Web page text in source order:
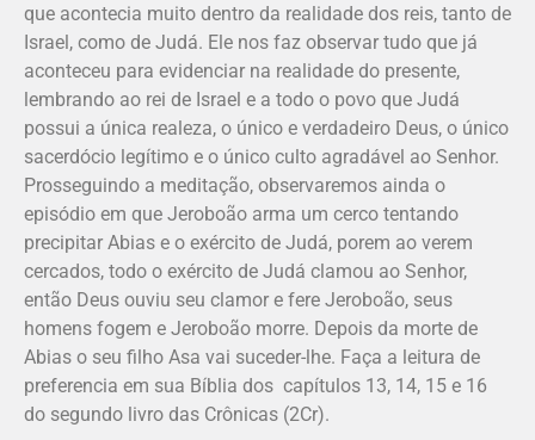
que acontecia muito dentro da realidade dos reis, tanto de
Israel, como de Judá. Ele nos faz observar tudo que já
aconteceu para evidenciar na realidade do presente,
lembrando ao rei de Israel e a todo o povo que Judá
possui a única realeza, o único e verdadeiro Deus, o único
sacerdócio legítimo e o único culto agradável ao Senhor.
Prosseguindo a meditação, observaremos ainda o
episódio em que Jeroboão arma um cerco tentando
precipitar Abias e o exército de Judá, porem ao verem
cercados, todo o exército de Judá clamou ao Senhor,
então Deus ouviu seu clamor e fere Jeroboão, seus
homens fogem e Jeroboão morre. Depois da morte de
Abias o seu filho Asa vai suceder-lhe. Faça a leitura de
preferencia em sua Bíblia dos capítulos 13, 14, 15 e 16
do segundo livro das Crônicas (2Cr).